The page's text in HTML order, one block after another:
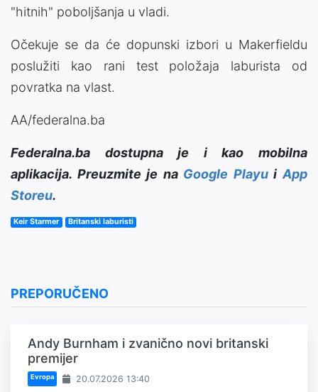
"hitnih" poboljšanja u vladi.
Očekuje se da će dopunski izbori u Makerfieldu
poslužiti kao rani test položaja laburista od
povratka na vlast.
AA/federalna.ba
Federalna.ba dostupna je i kao mobilna
aplikacija. Preuzmite je na Google PlayuiApp
Storeu.
Keir Starmer Britanski laburisti
PREPORUČENO
Andy Burnham i zvanično novi britanski
premijer
Evropa 20.07.2026 13:40